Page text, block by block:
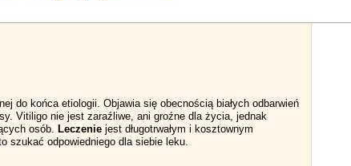
do końca etiologii. Objawia się obecnością białych odbarwień
Vitiligo nie jest zaraźliwe, ani groźne dla życia, jednak
osób. Leczenie jest długotrwałym i kosztownym
szukać odpowiedniego dla siebie leku.